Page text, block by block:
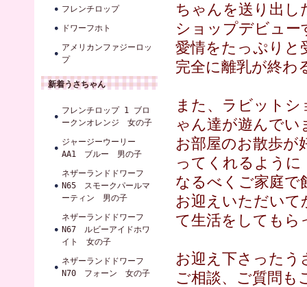
フレンチロップ
ドワーフホト
アメリカンファジーロッ
プ
新着うさちゃん
フレンチロップ 1 ブロ
ークンオレンジ 女の子
ジャージーウーリー
AA1 ブルー 男の子
ネザーランドドワーフ
N65 スモークパールマ
ーティン 男の子
ネザーランドドワーフ
N67 ルビーアイドホワ
イト 女の子
ネザーランドドワーフ
N70 フォーン 女の子
ちゃんを送り出し
ショップデビュ
愛情をたっぷりと
完全に離乳が終わ
また、ラビット
ゃん達が遊んでい
お部屋のお散歩が
ってくれるように
なるべくご家庭で
お迎えいただい
て生活をしてもら
お迎え下さったう
ご相談、ご質問も